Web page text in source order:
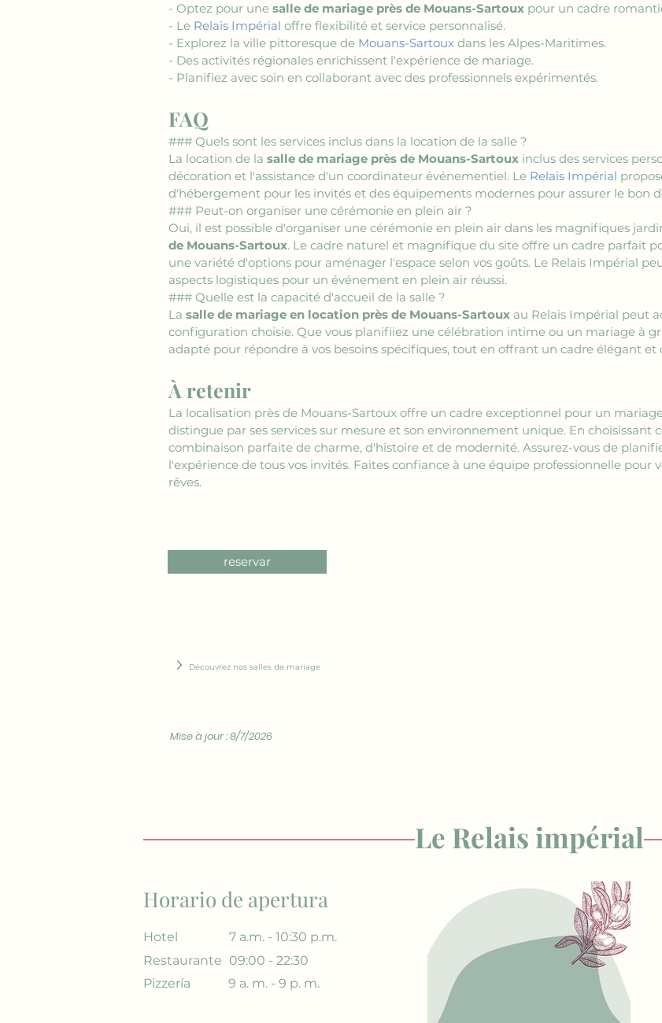
- Optez pour une salle de mariage près de Mouans-Sartoux pour un cadre
- Le Relais Impérial offre flexibilité et service personnalisé.
- Explorez la ville pittoresque de Mouans-Sartoux dans les Alpes-Maritimes.
- Des activités régionales enrichissent l'expérience de mariage.
- Planifiez avec soin en collaborant avec des professionnels expérimentés.
FAQ
### Quels sont les services inclus dans la location de la salle ?
La location de la salle de mariage près de Mouans-Sartoux inclus des services
décoration et l'assistance d'un coordinateur événementiel. Le Relais Impérial
d'hébergement pour les invités et des équipements modernes pour assurer le bon
### Peut-on organiser une cérémonie en plein air ?
Oui, il est possible d'organiser une cérémonie en plein air dans les magnifiques
de Mouans-Sartoux. Le cadre naturel et magnifique du site offre un cadre parfait
une variété d'options pour aménager l'espace selon vos goûts. Le Relais Impérial
aspects logistiques pour un événement en plein air réussi.
### Quelle est la capacité d'accueil de la salle ?
La salle de mariage en location près de Mouans-Sartoux au Relais Impérial peut
configuration choisie. Que vous planifiiez une célébration intime ou un mariage à
adapté pour répondre à vos besoins spécifiques, tout en offrant un cadre élégant et
À retenir
La localisation près de Mouans-Sartoux offre un cadre exceptionnel pour un
distingue par ses services sur mesure et son environnement unique. En
combinaison parfaite de charme, d'histoire et de modernité. Assurez-vous de
l'expérience de tous vos invités. Faites confiance à une équipe professionnelle pour
rêves.
reservar
Découvrez nos salles de mariage
Mise à jour : 8/7/2026
Le Relais impérial
Horario de apertura
Hotel
7 a.m. - 10:30 p.m.
Restaurante 09:00 - 22:30
Pizzería
9 a. m. - 9 p. m.